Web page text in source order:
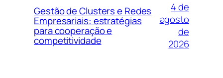
Gestão de Clusters e Redes
Empresariais: estratégias
para cooperação e
competitividade
4 de
agosto
de
2026